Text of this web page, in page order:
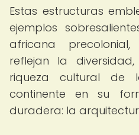
Estas estructuras
ejemplos
africana
reflejan la
riqueza cultural de
continente en su
duradera: la